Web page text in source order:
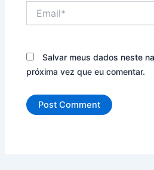
Salvar meus dados neste
próxima vez que eu comentar.